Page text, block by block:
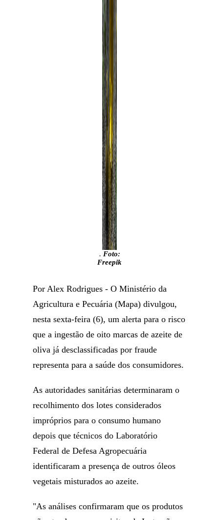
. Foto:
Freepik
Por Alex Rodrigues - O Ministério da
Agricultura e Pecuária (Mapa) divulgou,
nesta sexta-feira (6), um alerta para o risco
que a ingestão de oito marcas de azeite de
oliva já desclassificadas por fraude
representa para a saúde dos consumidores.
As autoridades sanitárias determinaram o
recolhimento dos lotes considerados
impróprios para o consumo humano
depois que técnicos do Laboratório
Federal de Defesa Agropecuária
identificaram a presença de outros óleos
vegetais misturados ao azeite.
"As análises confirmaram que os produtos